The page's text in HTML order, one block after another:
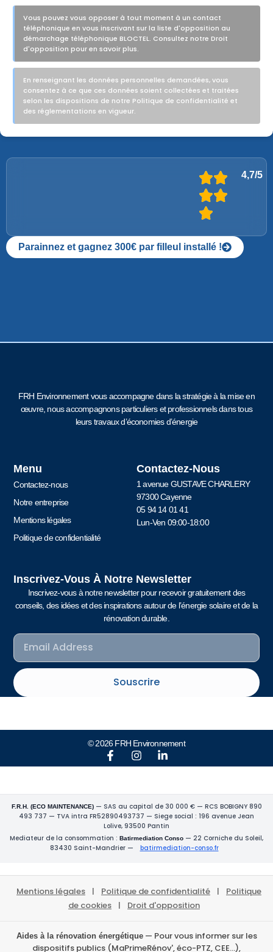
Vous pouvez vous opposer à tout moment à un contact
téléphonique en vous inscrivant sur la liste d'opposition au
démarchage téléphonique BLOCTEL. Consultez notre Droit
d'opposition pour en savoir plus.
En renseignant les données personnelles demandées, vous
consentez à ce que ces données soient collectées et traitées
selon les dispositions de notre Politique de confidentialité et
des réglementations en vigueur.
4,7/5
Parainnez et gagnez 300€ par filleul installé !
FRH Environnement vous accompagne dans la stratégie à la mise en
œuvre, nous accompagnons particuliers et professionnels dans tous
leurs travaux d’économies d’énergie
Menu
Contactez-nous
Notre entreprise
Mentions légales
Politique de confidentialité
Contactez-Nous
1 avenue GUSTAVE CHARLERY
97300 Cayenne
05 94 14 01 41
Lun-Ven 09:00-18:00
Inscrivez-Vous À Notre Newsletter
Inscrivez-vous à notre newsletter pour recevoir gratuitement des
conseils, des idées et des inspirations autour de l’énergie solaire et de la
rénovation durable.
Souscrire
© 2026 FRH Environnement
F.R.H. (ECO MAINTENANCE)— SAS au capital de 30 000 € — RCS BOBIGNY 890
493 737 — TVA intra FR52890493737 — Siege social : 196 avenue Jean
Lolive, 93500 Pantin
Mediateur de la consommation : Batirmediation Conso — 22 Corniche du Soleil,
83430 Saint-Mandrier —
batirmediation-conso.fr
Mentions légales | Politique de confidentialité |
Politique
de cookies
| Droit d'opposition
Aides à la rénovation énergétique— Pour vous informer sur les
dispositifs publics (MaPrimeRénov', éco-PTZ, CEE…),